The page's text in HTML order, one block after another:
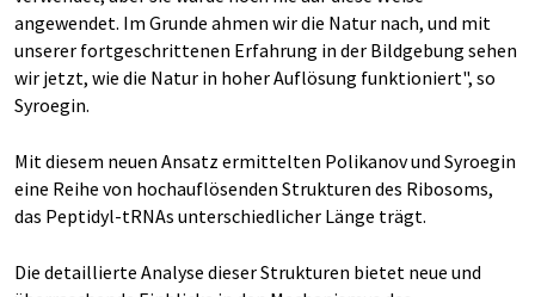
angewendet. Im Grunde ahmen wir die Natur nach, und mit
unserer fortgeschrittenen Erfahrung in der Bildgebung sehen
wir jetzt, wie die Natur in hoher Auflösung funktioniert", so
Syroegin.
Mit diesem neuen Ansatz ermittelten Polikanov und Syroegin
eine Reihe von hochauflösenden Strukturen des Ribosoms,
das Peptidyl-tRNAs unterschiedlicher Länge trägt.
Die detaillierte Analyse dieser Strukturen bietet neue und